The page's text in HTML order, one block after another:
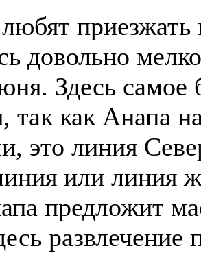
приезжать
довольно
Здесь самое
так как Анапа
это линия
или линия
предложит
развлечение